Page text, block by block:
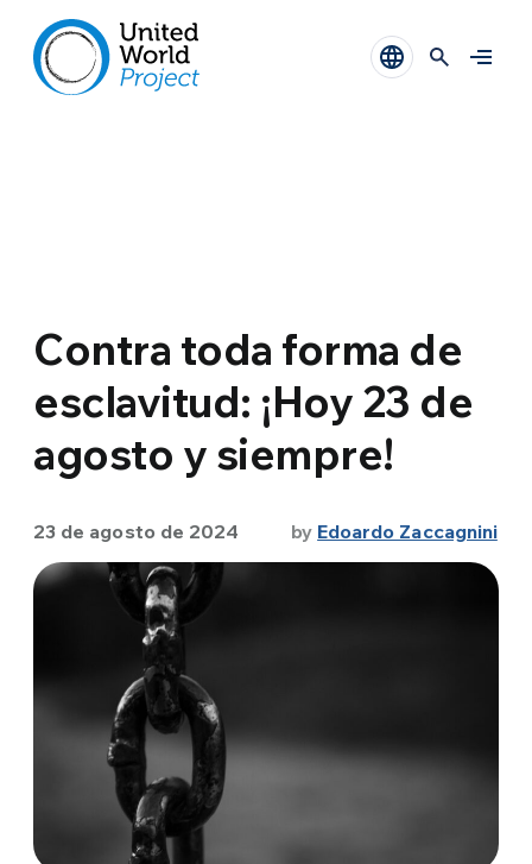
Contra toda forma de
esclavitud: ¡Hoy 23 de
agosto y siempre!
23 de agosto de 2024 by Edoardo Zaccagnini